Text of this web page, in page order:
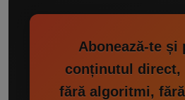
Abonează-te și
conținutul direct,
fără algoritmi,